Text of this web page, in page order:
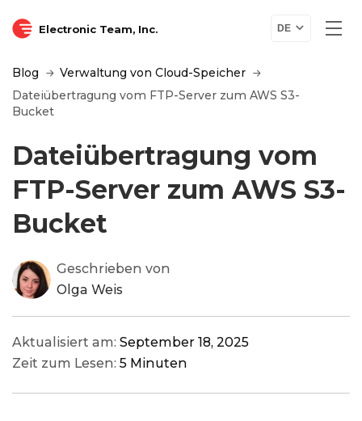
Electronic Team, Inc. DE
Blog
Verwaltung von Cloud-Speicher
Dateiübertragung vom FTP-Server zum AWS S3-
Bucket
Dateiübertragung vom
FTP-Server zum AWS S3-
Bucket
Geschrieben von
Olga Weis
Aktualisiert am: September 18, 2025
Zeit zum Lesen: 5 Minuten